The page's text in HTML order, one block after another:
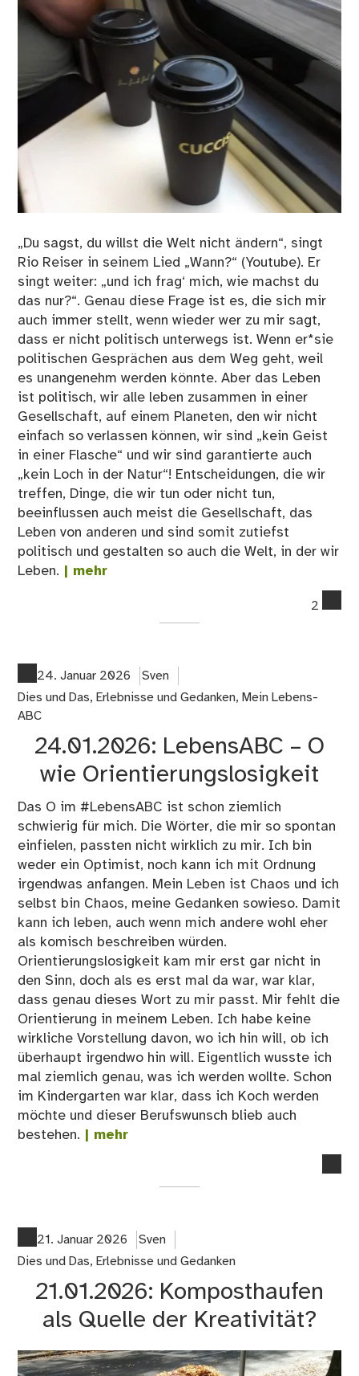
„Du sagst, du willst die Welt nicht ändern“, singt
Rio Reiser in seinem Lied „Wann?“ (Youtube). Er
singt weiter: „und ich frag‘ mich, wie machst du
das nur?“. Genau diese Frage ist es, die sich mir
auch immer stellt, wenn wieder wer zu mir sagt,
dass er nicht politisch unterwegs ist. Wenn er*sie
politischen Gesprächen aus dem Weg geht, weil
es unangenehm werden könnte. Aber das Leben
ist politisch, wir alle leben zusammen in einer
Gesellschaft, auf einem Planeten, den wir nicht
einfach so verlassen können, wir sind „kein Geist
in einer Flasche“ und wir sind garantierte auch
„kein Loch in der Natur“! Entscheidungen, die wir
treffen, Dinge, die wir tun oder nicht tun,
beeinflussen auch meist die Gesellschaft, das
Leben von anderen und sind somit zutiefst
politisch und gestalten so auch die Welt, in der wir
Leben. | mehr
2
24. Januar 2026
Sven
Dies und Das, Erlebnisse und Gedanken, Mein Lebens-
ABC
24.01.2026: LebensABC – O
wie Orientierungslosigkeit
Das O im #LebensABC ist schon ziemlich
schwierig für mich. Die Wörter, die mir so spontan
einfielen, passten nicht wirklich zu mir. Ich bin
weder ein Optimist, noch kann ich mit Ordnung
irgendwas anfangen. Mein Leben ist Chaos und ich
selbst bin Chaos, meine Gedanken sowieso. Damit
kann ich leben, auch wenn mich andere wohl eher
als komisch beschreiben würden.
Orientierungslosigkeit kam mir erst gar nicht in
den Sinn, doch als es erst mal da war, war klar,
dass genau dieses Wort zu mir passt. Mir fehlt die
Orientierung in meinem Leben. Ich habe keine
wirkliche Vorstellung davon, wo ich hin will, ob ich
überhaupt irgendwo hin will. Eigentlich wusste ich
mal ziemlich genau, was ich werden wollte. Schon
im Kindergarten war klar, dass ich Koch werden
möchte und dieser Berufswunsch blieb auch
bestehen. | mehr
21. Januar 2026
Sven
Dies und Das, Erlebnisse und Gedanken
21.01.2026: Komposthaufen
als Quelle der Kreativität?